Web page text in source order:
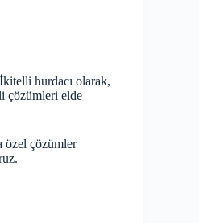
hurdacı olarak,
çözümleri elde
özel çözümler